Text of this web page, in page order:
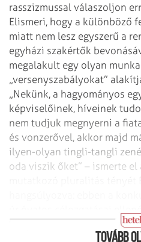
rasszizmussal válaszoljon
Elismeri, hogy a különböző
miatt nem lesz egyszerű a
egyházi szakértők
megalakult egy olyan
„versenyszabályokat”
„Nekünk, a hagyományos
képviselőinek, híveinek
nem tudjuk megnyerni a
és vonz­erővel, akkor majd
ilyen-olyan tingli-tangli
oda viszik őket” – ismerte
kényszerítéssel előnyhöz
Tovább